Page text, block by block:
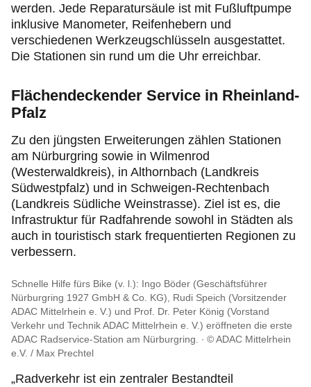
werden. Jede Reparatursäule ist mit Fußluftpumpe
inklusive Manometer, Reifenhebern und
verschiedenen Werkzeugschlüsseln ausgestattet.
Die Stationen sin rund um die Uhr erreichbar.
Flächendeckender Service in Rheinland-
Pfalz
Zu den jüngsten Erweiterungen zählen Stationen
am Nürburgring sowie in Wilmenrod
(Westerwaldkreis), in Althornbach (Landkreis
Südwestpfalz) und in Schweigen-Rechtenbach
(Landkreis Südliche Weinstrasse). Ziel ist es, die
Infrastruktur für Radfahrende sowohl in Städten als
auch in touristisch stark frequentierten Regionen zu
verbessern.
Schnelle Hilfe fürs Bike (v. l.): Ingo Böder (Geschäftsführer
Nürburgring 1927 GmbH & Co. KG), Rudi Speich (Vorsitzender
ADAC Mittelrhein e. V.) und Prof. Dr. Peter König (Vorstand
Verkehr und Technik ADAC Mittelrhein e. V.) eröffneten die erste
ADAC Radservice-Station am Nürburgring.
© ADAC Mittelrhein
e.V. / Max Prechtel
„Radverkehr ist ein zentraler Bestandteil